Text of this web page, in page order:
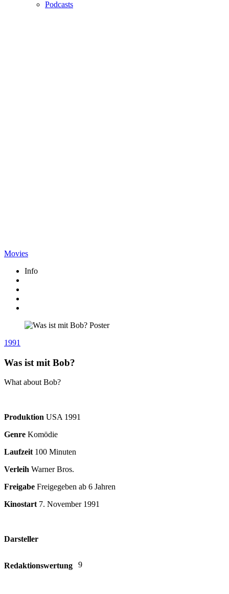
Podcasts
Movies
Info
1991
Was ist mit Bob?
What about Bob?
Produktion USA 1991
Genre Komödie
Laufzeit100 Minuten
Verleih Warner Bros.
Freigabe Freigegeben ab 6 Jahren
Kinostart 7. November 1991
Darsteller
Redaktionswertung 9